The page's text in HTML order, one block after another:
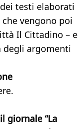
testi elaborati
che vengono poi
Il Cittadino – e
degli argomenti
giornale “La